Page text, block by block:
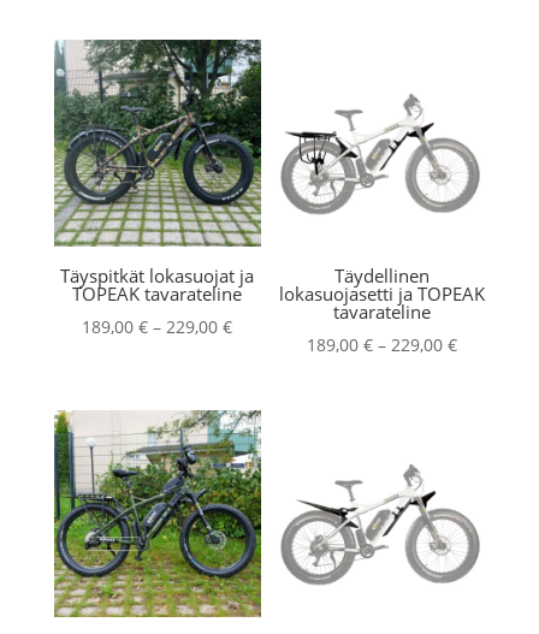
Täyspitkät lokasuojat ja
TOPEAK tavarateline
189,00€ – 229,00€Hintaluokka:
229,00 €
Täydellinen
lokasuojasetti ja TOPEAK
tavarateline
189,00 € – 229,00 €